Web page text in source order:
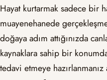
Hayat kurtarmak sadece bir
muayenehanede
doğaya adım attığınızda
kaynaklara sahip bir
tedavi etmeye